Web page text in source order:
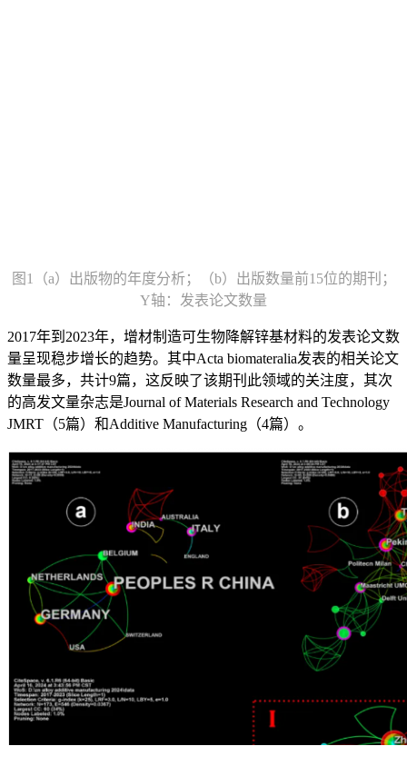
图1（a）出版物的年度分析；（b）出版数量前15位的期刊；
Y轴：发表论文数量
2017年到2023年，增材制造可生物降解锌基材料的发表论文数
量呈现稳步增长的趋势。其中Acta biomateralia发表的相关论文
数量最多，共计9篇，这反映了该期刊此领域的关注度，其次
的高发文量杂志是Journal of Materials Research and Technology
JMRT（5篇）和Additive Manufacturing（4篇）。